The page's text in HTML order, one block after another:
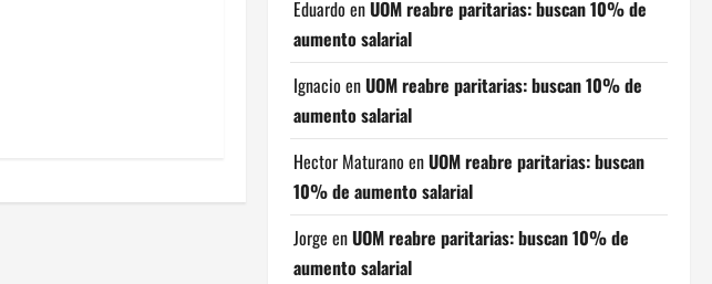
Eduardo enUOM reabre paritarias: buscan 10% de
aumento salarial
Ignacio enUOM reabre paritarias: buscan 10% de
aumento salarial
Hector Maturano enUOM reabre paritarias: buscan
10% de aumento salarial
Jorge enUOM reabre paritarias: buscan 10% de
aumento salarial